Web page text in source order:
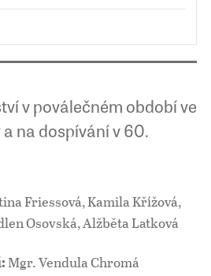
v poválečném období ve
na dospívání v 60.
Friessová, Kamila Křížová,
Osovská, Alžběta Latková
Mgr. Vendula Chromá